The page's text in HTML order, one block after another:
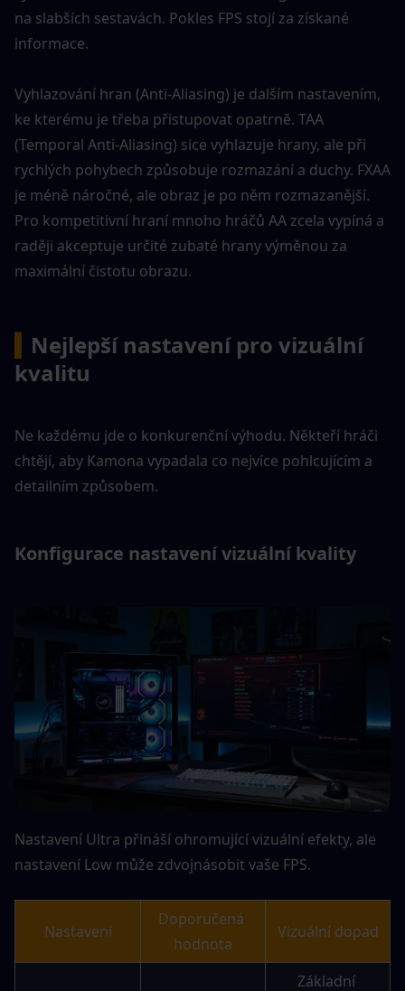
na slabších sestavách. Pokles FPS stojí za získané
informace.
Vyhlazování hran (Anti-Aliasing) je dalším nastavením,
ke kterému je třeba přistupovat opatrně. TAA
(Temporal Anti-Aliasing) sice vyhlazuje hrany, ale při
rychlých pohybech způsobuje rozmazání a duchy. FXAA
je méně náročné, ale obraz je po něm rozmazanější.
Pro kompetitivní hraní mnoho hráčů AA zcela vypíná a
raději akceptuje určité zubaté hrany výměnou za
maximální čistotu obrazu.
Nejlepší nastavení pro vizuální
kvalitu
Ne každému jde o konkurenční výhodu. Někteří hráči
chtějí, aby Kamona vypadala co nejvíce pohlcujícím a
detailním způsobem.
Konfigurace nastavení vizuální kvality
Nastavení Ultra přináší ohromující vizuální efekty, ale
nastavení Low může zdvojnásobit vaše FPS.
Nastavení
Doporučená
hodnota
Vizuální dopad
Základní